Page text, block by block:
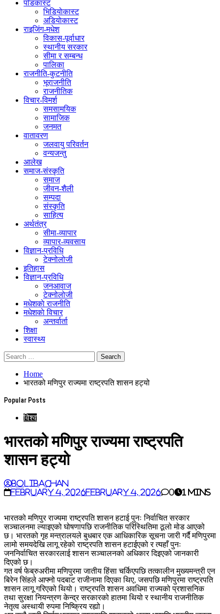
पाँडकास्ट
भिडियाेकास्ट
अडियाेकास्ट
राइजिंग-मधेश
विकास-पूर्वाधार
स्थानीय सरकार
सीमा र सम्बन्ध
पालिका
राजनीति-कुटनीति
भूराजनीति
राजनीतिक
विचार-विमर्श
समसामयिक
सामाजिक
जनमत
वातावरण
जलवायु परिवर्तन
वन्यजन्तु
आलेख
समाज-संस्कृति
समाज
जीवन-शैली
सम्पदा
संस्कृति
साहित्य
अर्थतंत्र
सीमा-व्यापार
व्यापार-व्यवसाय
विज्ञान-प्रविधि
टेक्नोलोजी
इतिहास
विज्ञान-प्रविधि
जनआवाज
टेक्नोलोजी
मधेशकाे राजनीति
मधेशकाे विचार
अन्तर्वार्ता
शिक्षा
स्वास्थ्य
Home
भारतको मणिपुर राज्यमा राष्ट्रपति शासन हट्यो
Popular Posts
विश्व
भारतको मणिपुर राज्यमा राष्ट्रपति
शासन हट्यो
BoliBachan
February 4, 2026February 4, 2026 0 1 mins
भारतको मणिपुर राज्यमा राष्ट्रपति शासन हटाई पुनः निर्वाचित सरकार
सञ्चालनमा ल्याइएको घोषणापछि राजनीतिक परिस्थितिमा ठूलो मोड आएको
छ। भारतको गृह मन्त्रालयले बुधबार एक आधिकारिक सूचना जारी गर्दै मणिपुरमा
लामो समयदेखि लागू रहेको राष्ट्रपति शासन हटाईएको र त्यहाँ पुनः
जननिर्वाचित सरकारलाई शासन सञ्चालनको अधिकार दिइएको जानकारी
दिएको छ।
गत वर्ष फेब्रुअरीमा मणिपुरमा जातीय हिंसा चर्किएपछि तत्कालीन मुख्यमन्त्री एन
बिरेन सिंहले आफ्नो पदबाट राजीनामा दिएका थिए, जसपछि मणिपुरमा राष्ट्रपति
शासन लागू गरिएको थियो। राष्ट्रपति शासन अवधिमा राज्यको प्रशासनिक
तथा सुरक्षा नियन्त्रण केन्द्र सरकारको हातमा थियो र स्थानीय राजनीतिक
नेतृत्व अस्थायी रुपमा निष्क्रिय रह्यो।